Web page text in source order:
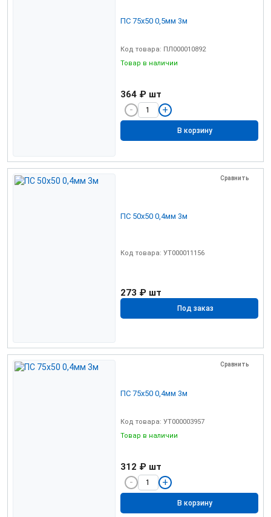
ПС 75х50 0,5мм 3м
Код товара: ПЛ000010892
Товар в наличии
364 ₽ шт
В корзину
Сравнить
ПС 50х50 0,4мм 3м
Код товара: УТ000011156
273 ₽ шт
Под заказ
Сравнить
ПС 75х50 0,4мм 3м
Код товара: УТ000003957
Товар в наличии
312 ₽ шт
В корзину